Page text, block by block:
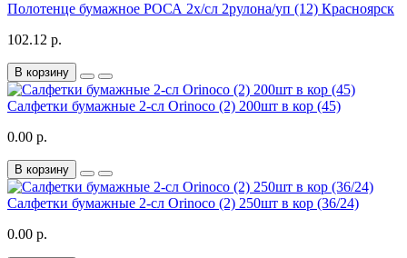
Полотенце бумажное РОСА 2х/сл 2рулона/уп (12) Красноярск
102.12 р.
В корзину
Салфетки бумажные 2-сл Orinoco (2) 200шт в кор (45)
0.00 р.
В корзину
Салфетки бумажные 2-сл Orinoco (2) 250шт в кор (36/24)
0.00 р.